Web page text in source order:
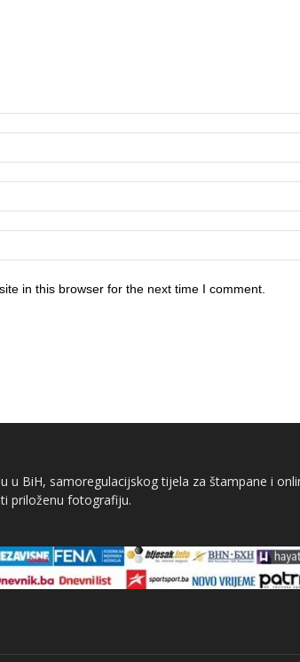
in this browser for the next time I comment.
u BiH, samoregulacijskog tijela za štampane i
priloženu fotografiju.